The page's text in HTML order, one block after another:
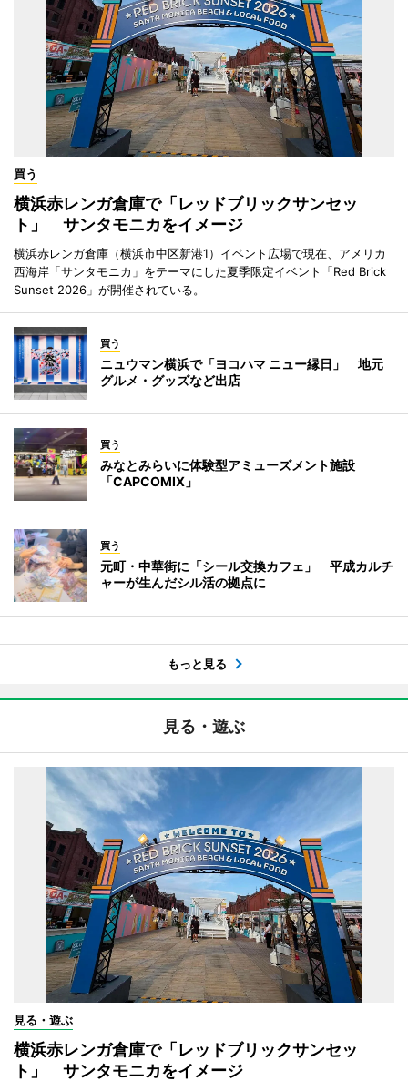
買う
横浜赤レンガ倉庫で「レッドブリックサンセッ
ト」 サンタモニカをイメージ
横浜赤レンガ倉庫（横浜市中区新港1）イベント広場で現在、アメリカ
西海岸「サンタモニカ」をテーマにした夏季限定イベント「Red Brick
Sunset 2026」が開催されている。
買う
ニュウマン横浜で「ヨコハマ ニュー縁日」 地元
グルメ・グッズなど出店
買う
みなとみらいに体験型アミューズメント施設
「CAPCOMIX」
買う
元町・中華街に「シール交換カフェ」 平成カルチ
ャーが生んだシル活の拠点に
もっと見る
見る・遊ぶ
見る・遊ぶ
横浜赤レンガ倉庫で「レッドブリックサンセッ
ト」 サンタモニカをイメージ